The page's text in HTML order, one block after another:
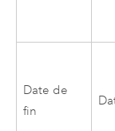
Date de
fin